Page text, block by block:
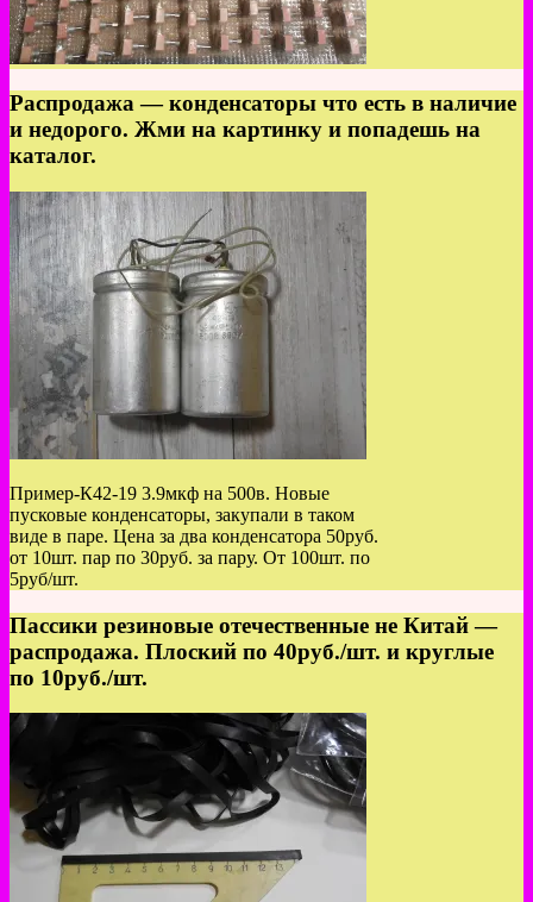
Распродажа — конденсаторы что есть в наличие
и недорого. Жми на картинку и попадешь на
каталог.
Пример-К42-19 3.9мкф на 500в. Новые
пусковые конденсаторы, закупали в таком
виде в паре. Цена за два конденсатора 50руб.
от 10шт. пар по 30руб. за пару. От 100шт. по
5руб/шт.
Пассики резиновые отечественные не Китай —
распродажа. Плоский по 40руб./шт. и круглые
по 10руб./шт.